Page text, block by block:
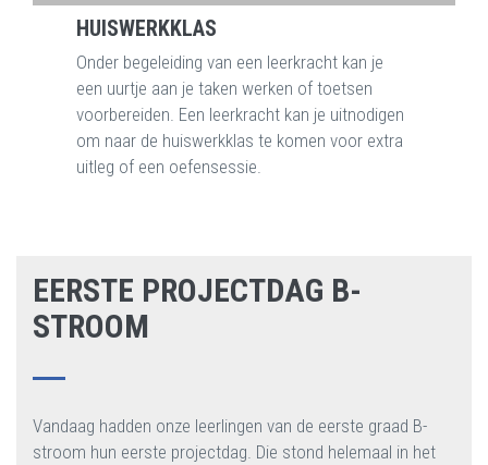
HUISWERKKLAS
Onder begeleiding van een leerkracht kan je
een uurtje aan je taken werken of toetsen
voorbereiden. Een leerkracht kan je uitnodigen
om naar de huiswerkklas te komen voor extra
uitleg of een oefensessie.
EERSTE PROJECTDAG B-
STROOM
Vandaag hadden onze leerlingen van de eerste graad B-
stroom hun eerste projectdag. Die stond helemaal in het